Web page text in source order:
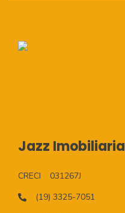
Jazz Imobiliaria
CRECI
031267J
(19) 3325-7051